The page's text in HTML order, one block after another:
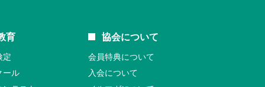
育
定
ール
協会について
会員特典について
入会について